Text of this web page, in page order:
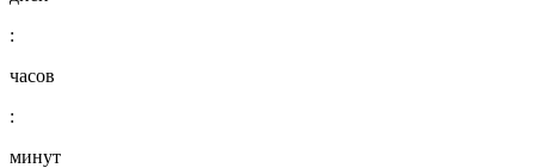
:
часов
:
минут